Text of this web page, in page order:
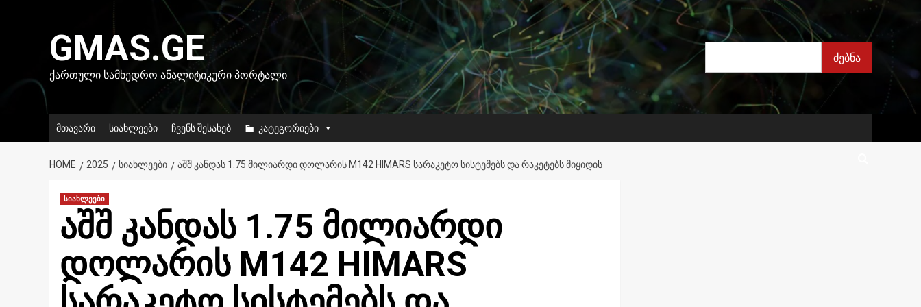
GMAS.GE
ᲥᲐᲠᲗᲣᲚᲘ ᲡᲐᲛᲮᲔᲓᲠᲝ ᲐᲜᲐᲚᲘᲢᲘᲙᲣᲠᲘ ᲞᲝᲠᲢᲐᲚᲘ
ძებნა
ძებნა
მთავარი სიახლეები ჩვენს შესახებ კატეგორიები
HOME 2025 ᲡᲘᲐᲮᲚᲔᲔᲑᲘ ᲐᲨᲨ ᲙᲐᲜᲓᲐᲡ 1.75 ᲛᲘᲚᲘᲐᲠᲓᲘ ᲓᲝᲚᲐᲠᲘᲡ M142 HIMARS ᲡᲐᲠᲐᲙᲔᲢᲝ ᲡᲘᲡᲢᲔᲛᲔᲑᲡ ᲓᲐ ᲠᲐᲙᲔᲢᲔᲑᲡ ᲛᲘᲧᲘᲓᲘᲡ
სიახლეები
აშშ კანდას 1.75 მილიარდი
დოლარის M142 HIMARS